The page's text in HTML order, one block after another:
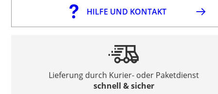
HILFE UND KONTAKT
Lieferung durch Kurier- oder Paketdienst
schnell & sicher